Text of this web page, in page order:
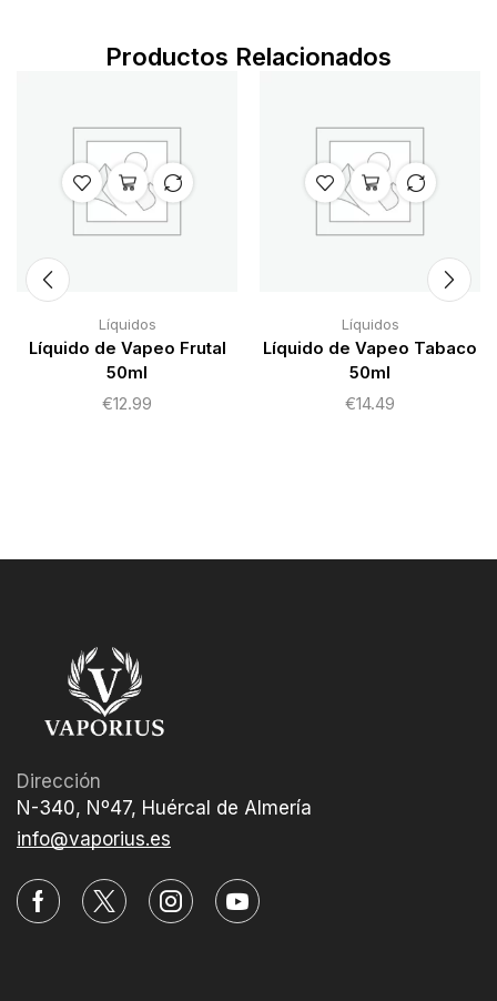
Productos Relacionados
Líquidos
Líquido de Vapeo Frutal
50ml
€12.99
Líquidos
Líquido de Vapeo Tabaco
50ml
€14.49
Dirección
N-340, Nº47, Huércal de Almería
info@vaporius.es